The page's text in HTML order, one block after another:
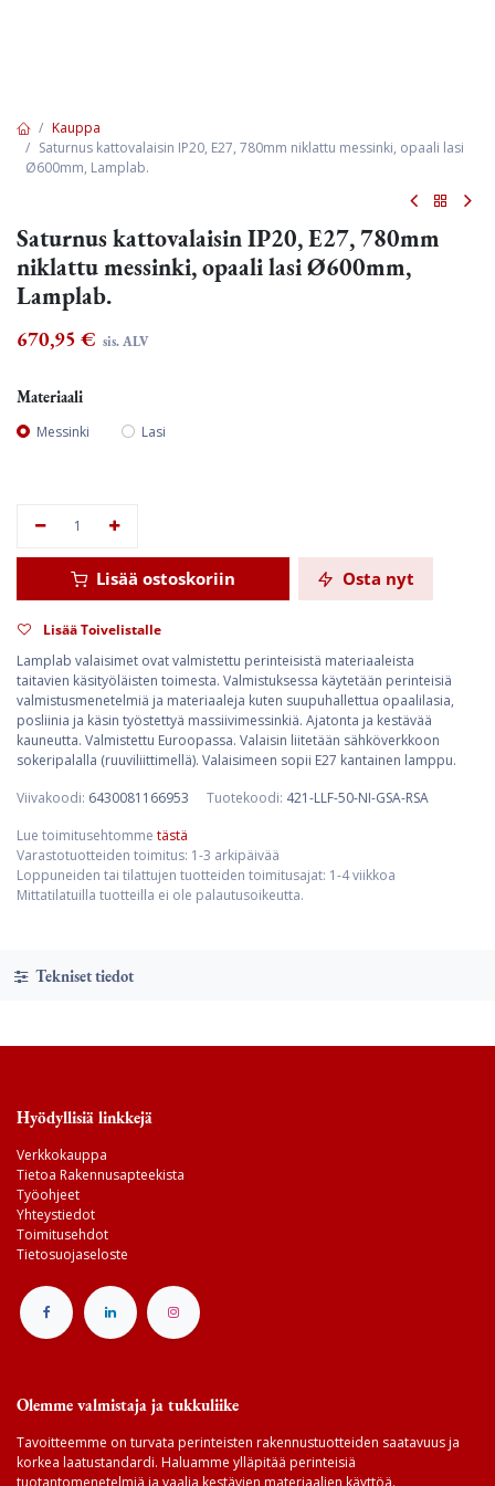
Kauppa
Saturnus kattovalaisin IP20, E27, 780mm niklattu messinki, opaali lasi
Ø600mm, Lamplab.
Saturnus kattovalaisin IP20, E27, 780mm
niklattu messinki, opaali lasi Ø600mm,
Lamplab.
670,95 € sis. ALV
Materiaali
Messinki Lasi
Lisää ostoskoriin Osta nyt
Lisää Toivelistalle
Lamplab valaisimet ovat valmistettu perinteisistä materiaaleista
taitavien käsityöläisten toimesta. Valmistuksessa käytetään perinteisiä
valmistusmenetelmiä ja materiaaleja kuten suupuhallettua opaalilasia,
posliinia ja käsin työstettyä massiivimessinkiä. Ajatonta ja kestävää
kauneutta. Valmistettu Euroopassa. Valaisin liitetään sähköverkkoon
sokeripalalla (ruuviliittimellä). Valaisimeen sopii E27 kantainen lamppu.
Viivakoodi: 6430081166953 Tuotekoodi: 421-LLF-50-NI-GSA-RSA
Lue toimitusehtomme tästä
Varastotuotteiden toimitus: 1-3 arkipäivää
Loppuneiden tai tilattujen tuotteiden toimitusajat: 1-4 viikkoa
Mittatilatuilla tuotteilla ei ole palautusoikeutta.
Tekniset tiedot
Hyödyllisiä linkkejä
Verkkokauppa
Tietoa Rakennusapteekista
Työohjeet
Yhteystiedot
Toimitusehdot
Tietosuojaseloste
Olemme valmistaja ja tukkuliike
Tavoitteemme on turvata perinteisten rakennustuotteiden saatavuus ja
korkea laatustandardi. Haluamme ylläpitää perinteisiä
tuotantomenetelmiä ja vaalia kestävien materiaalien käyttöä.